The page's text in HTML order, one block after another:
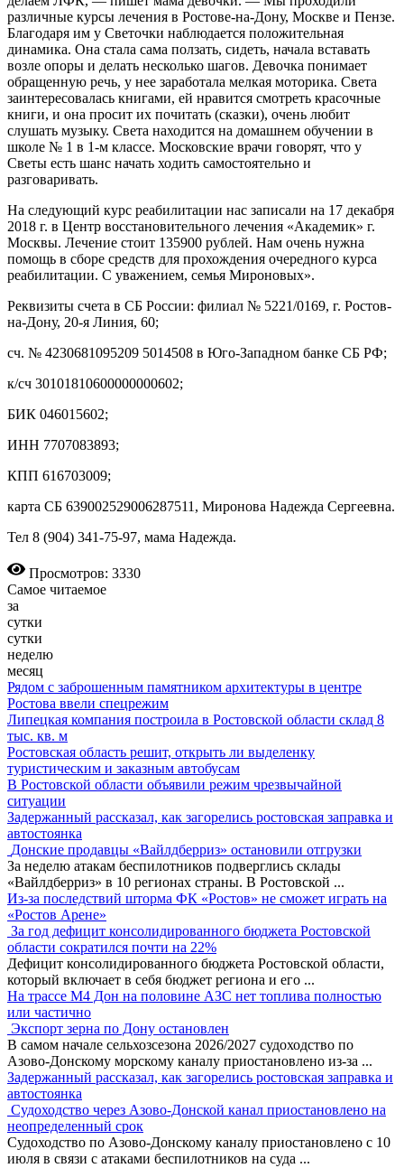
различные курсы лечения в Ростове-на-Дону, Москве и Пензе.
Благодаря им у Светочки наблюдается положительная
динамика. Она стала сама ползать, сидеть, начала вставать
возле опоры и делать несколько шагов. Девочка понимает
обращенную речь, у нее заработала мелкая моторика. Света
заинтересовалась книгами, ей нравится смотреть красочные
книги, и она просит их почитать (сказки), очень любит
слушать музыку. Света находится на домашнем обучении в
школе № 1 в 1-м классе. Московские врачи говорят, что у
Светы есть шанс начать ходить самостоятельно и
разговаривать.
На следующий курс реабилитации нас записали на 17 декабря
2018 г. в Центр восстановительного лечения «Академик» г.
Москвы. Лечение стоит 135900 рублей. Нам очень нужна
помощь в сборе средств для прохождения очередного курса
реабилитации. С уважением, семья Мироновых».
Реквизиты счета в СБ России: филиал № 5221/0169, г. Ростов-
на-Дону, 20-я Линия, 60;
сч. № 4230681095209 5014508 в Юго-Западном банке СБ РФ;
к/сч 30101810600000000602;
БИК 046015602;
ИНН 7707083893;
КПП 616703009;
карта СБ 639002529006287511, Миронова Надежда Сергеевна.
Тел 8 (904) 341-75-97, мама Надежда.
Просмотров: 3330
Самое читаемое
за
сутки
сутки
неделю
месяц
Рядом с заброшенным памятником архитектуры в центре
Ростова ввели спецрежим
Липецкая компания построила в Ростовской области склад 8
тыс. кв. м
Ростовская область решит, открыть ли выделенку
туристическим и заказным автобусам
В Ростовской области объявили режим чрезвычайной
ситуации
Задержанный рассказал, как загорелись ростовская заправка и
автостоянка
Донские продавцы «Вайлдберриз» остановили отгрузки
За неделю атакам беспилотников подверглись склады
«Вайлдберриз» в 10 регионах страны. В Ростовской ...
Из-за последствий шторма ФК «Ростов» не сможет играть на
«Ростов Арене»
За год дефицит консолидированного бюджета Ростовской
области сократился почти на 22%
Дефицит консолидированного бюджета Ростовской области,
который включает в себя бюджет региона и его ...
На трассе М4 Дон на половине АЗС нет топлива полностью
или частично
Экспорт зерна по Дону остановлен
В самом начале сельхозсезона 2026/2027 судоходство по
Азово-Донскому морскому каналу приостановлено из-за ...
Задержанный рассказал, как загорелись ростовская заправка и
автостоянка
Судоходство через Азово-Донской канал приостановлено на
неопределенный срок
Судоходство по Азово-Донскому каналу приостановлено с 10
июля в связи с атаками беспилотников на суда ...